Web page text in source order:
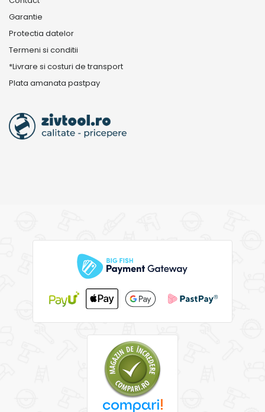
Garantie
Protectia datelor
Termeni si conditii
*Livrare si costuri de transport
Plata amanata pastpay